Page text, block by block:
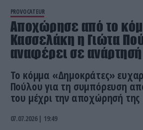
PROVOCATEUR
Αποχώρησε από το
Κασσελάκη η Γιώτα
αναφέρει σε ανάρτησή
Το κόμμα «Δημοκράτες»
Πούλου για τη συμπόρευση
του μέχρι την αποχώρησή της
07.07.2026 | 19:49